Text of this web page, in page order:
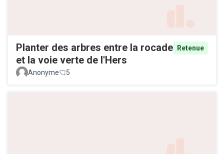
Planter des arbres entre la rocade
et la voie verte de l'Hers
Retenue
Anonyme 5